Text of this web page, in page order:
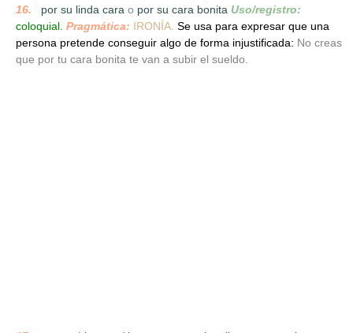
16.
por su linda cara o por su cara bonita Uso/registro:
coloquial. Pragmática: IRONÍA. Se usa para expresar que una
persona pretende conseguir algo de forma injustificada: No creas
que por tu cara bonita te van a subir el sueldo.